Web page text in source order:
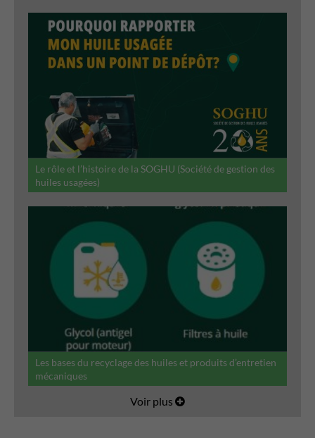
Le rôle et l’histoire de la SOGHU (Société de gestion des
huiles usagées)
Les bases du recyclage des huiles et produits d’entretien
mécaniques
Voir plus